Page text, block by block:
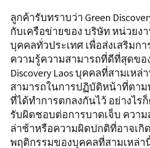
ลูกค้ารับทราบว่า Green
กับเครือข่ายของ บริษัท หน่วยง
บุคคลทั่วประเทศ เพื่อส่งเสริมกา
ความรู้ความสามารถที่ดีที่สุดของ
Discovery Laos บุคคลที่สามเหล่
สามารถในการปฏิบัติหน้าที่ตา
ที่ได้ทำการตกลงกันไว้ อย่างไรก็
รับผิดชอบต่อการบาดเจ็บ ควา
ล่าช้าหรือความผิดปกติที่อาจเกิ
พฤติกรรมของบุคคลที่สามเหล่า